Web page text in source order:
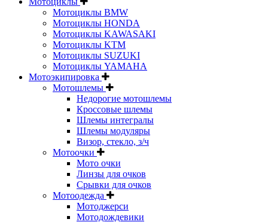
Мотоциклы BMW
Мотоциклы HONDA
Мотоциклы KAWASAKI
Мотоциклы KTM
Мотоциклы SUZUKI
Мотоциклы YAMAHA
Мотоэкипировка
Мотошлемы
Недорогие мотошлемы
Кроссовые шлемы
Шлемы интегралы
Шлемы модуляры
Визор, стекло, з/ч
Мотоочки
Мото очки
Линзы для очков
Срывки для очков
Мотоодежда
Мотоджерси
Мотодождевики